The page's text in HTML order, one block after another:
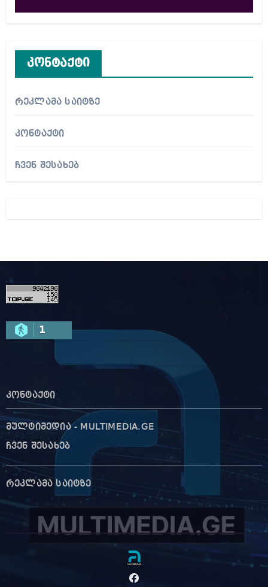
კონტაქტი
რეკლამა საიტზე
კონტაქტი
ჩვენ შესახებ
1
კონტაქტი
მულტიმედია - MULTIMEDIA.GE
ჩვენ შესახებ
რეკლამა საიტზე